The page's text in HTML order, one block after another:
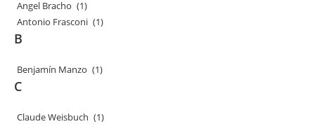
Angel Bracho (1)
Antonio Frasconi (1)
B
Benjamín Manzo (1)
C
Claude Weisbuch (1)